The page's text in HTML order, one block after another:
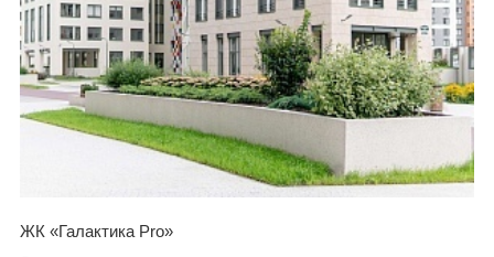
ЖК «Галактика Pro»